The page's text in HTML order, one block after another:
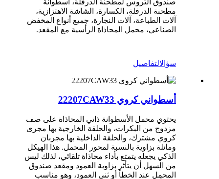
صندوق التروس لمطحنة الدرفلة، أسطوانة
مطحنة الدرفلة، الكسارة، الشاشة الاهتزازية،
آلات الطباعة، آلات النجارة، جميع أنواع المخفض
الصناعي، محمل المحاذاة الرأسية مع المقعد.
سؤالالتفاصيل
أسطواني كروي 22207CAW33
يحتوي محمل الأسطوانة ذاتي المحاذاة على صف
مزدوج من البكرات، والحلقة الخارجية بها مجرى
كروي مشترك، والحلقة الداخلية بها مجرىان
ومائلة بزاوية بالنسبة لمحور المحمل. هذا الهيكل
الذكي يجعله يتمتع بأداء محاذاة تلقائي، لذلك ليس
من السهل أن يتأثر بزاوية العمود ومقعد صندوق
المحمل عند الخطأ أو ثني العمود، وهو مناسب